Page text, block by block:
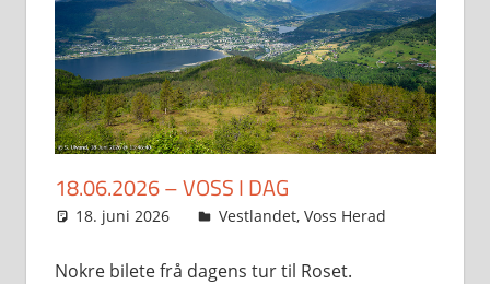
18.06.2026 – VOSS I DAG
18. juni 2026 Svein
Vestlandet, Voss Herad
Nokre bilete frå dagens tur til Roset.